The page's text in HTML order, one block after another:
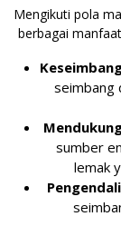
Mengikuti pola
berbagai
seimbang
sumber
lemak